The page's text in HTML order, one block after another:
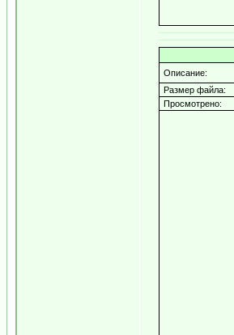
Описание:
Размер файла:
Просмотрено: